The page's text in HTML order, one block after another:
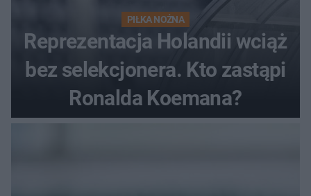
PIŁKA NOŻNA
Reprezentacja Holandii wciąż
bez selekcjonera. Kto zastąpi
Ronalda Koemana?